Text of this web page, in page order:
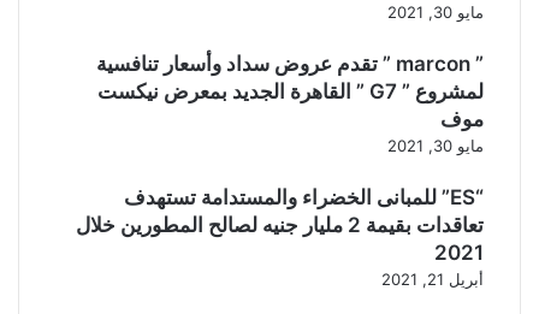
مايو 30, 2021
” marcon ” تقدم عروض سداد وأسعار تنافسية
لمشروع ” G7 ” القاهرة الجديد بمعرض نيكست
موف
مايو 30, 2021
“ES” للمبانى الخضراء والمستدامة تستهدف
تعاقدات بقيمة 2 مليار جنيه لصالح المطورين خلال
2021
أبريل 21, 2021